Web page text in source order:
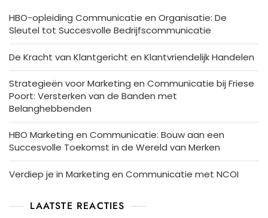
HBO-opleiding Communicatie en Organisatie: De
Sleutel tot Succesvolle Bedrijfscommunicatie
De Kracht van Klantgericht en Klantvriendelijk Handelen
Strategieën voor Marketing en Communicatie bij Friese
Poort: Versterken van de Banden met
Belanghebbenden
HBO Marketing en Communicatie: Bouw aan een
Succesvolle Toekomst in de Wereld van Merken
Verdiep je in Marketing en Communicatie met NCOI
LAATSTE REACTIES